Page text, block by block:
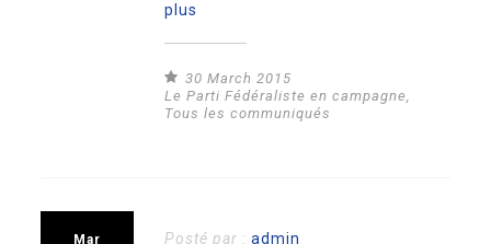
plus
30 March 2015
Le Parti Fédéraliste en campagne,
Tous les communiqués
Mar Posté par :admin